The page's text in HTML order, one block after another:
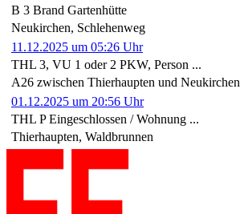
B 3 Brand Gartenhütte
Neukirchen, Schlehenweg
11.12.2025 um 05:26 Uhr
THL 3, VU 1 oder 2 PKW, Person ...
A26 zwischen Thierhaupten und Neukirchen
01.12.2025 um 20:56 Uhr
THL P Eingeschlossen / Wohnung ...
Thierhaupten, Waldbrunnen